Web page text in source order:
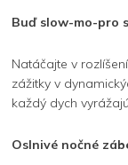
Buď slow-mo-pro
Natáčajte v
zážitky v
každý dych
Oslnivé nočné